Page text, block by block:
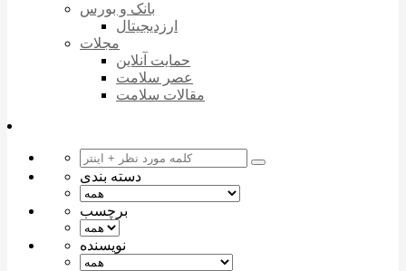
بانک و بورس
ارزدیجیتال
مجلات
حمایت آنلاین
عصر سلامت
مقالات سلامت
دسته بندی
برچسب
نویسنده